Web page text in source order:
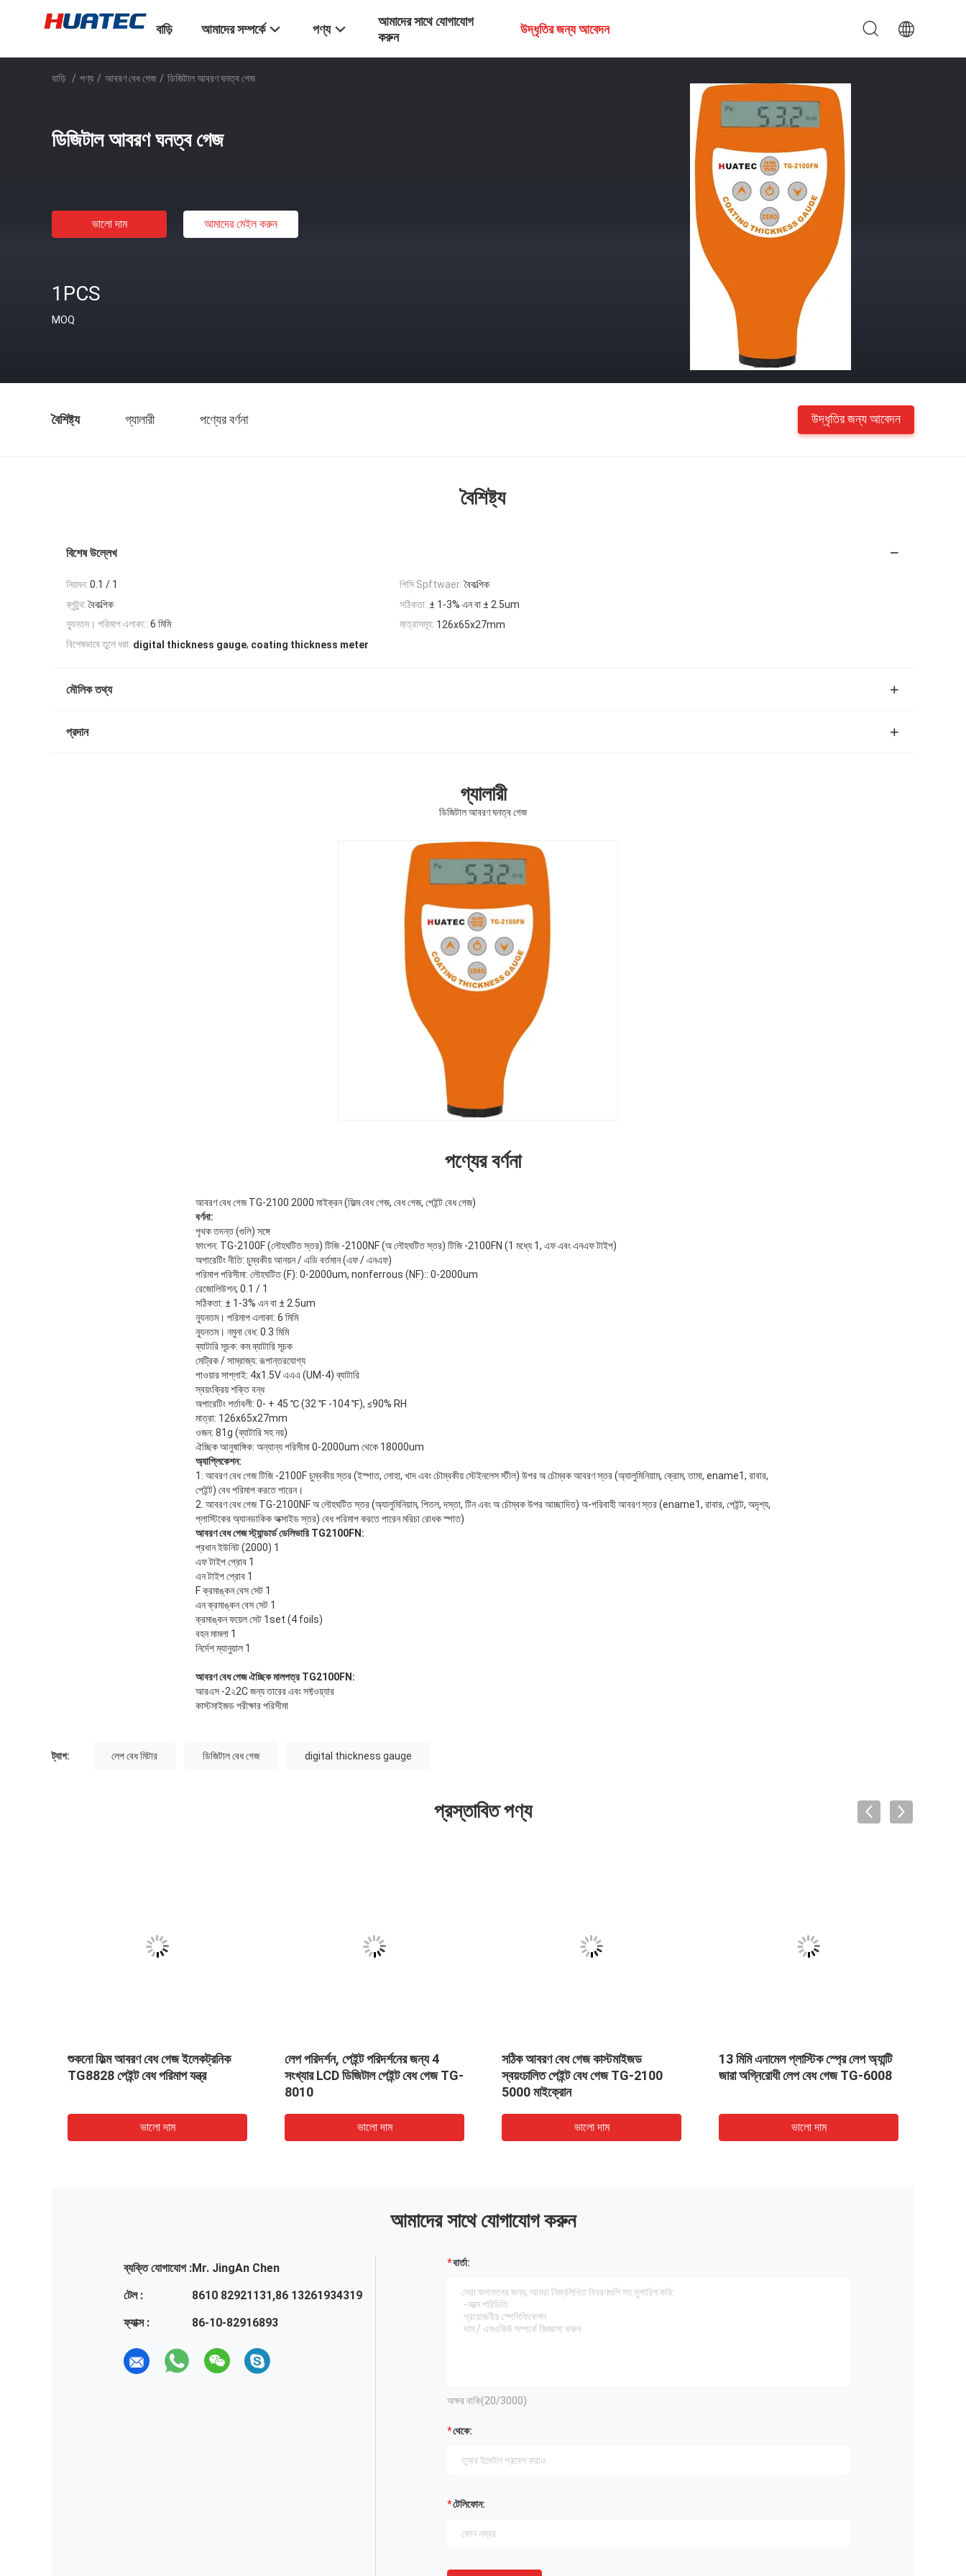
বাড়ি আমাদের সম্পর্কে পণ্য
আমাদের সাথে যোগাযোগ
করুন
উদ্ধৃতির জন্য আবেদন
বাড়ি / পণ্য / আবরণ বেধ গেজ / ডিজিটাল আবরণ ঘনত্ব গেজ
ডিজিটাল আবরণ ঘনত্ব গেজ
ভালো দাম আমাদের মেইল ​​করুন
1PCS
MOQ
বৈশিষ্ট্য গ্যালারী পণ্যের বর্ণনা উদ্ধৃতির জন্য আবেদন
বৈশিষ্ট্য
বিশেষ উল্লেখ
নিয়মন: 0.1 / 1 পিসি Spftwaer: বৈকল্পিক
ব্লুটুথ: বৈকল্পিক সঠিকতা: ± 1-3% এন বা ± 2.5um
ন্যূনতম। পরিমাপ এলাকা:: 6 মিমি মাত্রাসমূহ: 126x65x27mm
বিশেষভাবে তুলে ধরা: digital thickness gauge, coating thickness meter
মৌলিক তথ্য
প্রদান
গ্যালারী
ডিজিটাল আবরণ ঘনত্ব গেজ
পণ্যের বর্ণনা
আবরণ বেধ গেজ TG-2100 2000 মাইক্রন (ফিল্ম বেধ গেজ, বেধ গেজ, পেইন্ট বেধ গেজ)
বর্ণনা:
পৃথক তদন্ত (গুলি) সঙ্গে
ফাংশন: TG-2100F (লৌহঘটিত স্তর) টিজি -2100NF (অ লৌহঘটিত স্তর) টিজি -2100FN (1 মধ্যে 1, এফ এবং এনএফ টাইপ)
অপারেটিং নীতি: চুম্বকীয় আনয়ন / এডি বর্তমান (এফ / এনএফ)
পরিমাপ পরিসীমা: লৌহঘটিত (F): 0-2000um, nonferrous (NF):: 0-2000um
রেজোলিউশন; 0.1 / 1
সঠিকতা: ± 1-3% এন বা ± 2.5um
ন্যূনতম। পরিমাপ এলাকা: 6 মিমি
ন্যূনতম। নমুনা বেধ: 0.3 মিমি
ব্যাটারি সূচক: কম ব্যাটারি সূচক
মেট্রিক / সাম্রাজ্য: রূপান্তরযোগ্য
পাওয়ার সাপ্লাই: 4x1.5V এএএ (UM-4) ব্যাটারি
স্বয়ংক্রিয় শক্তি বন্ধ
অপারেটিং শর্তাবলী: 0- + 45 ℃ (32 ℉ -104 ℉), ≤90% RH
মাত্রা: 126x65x27mm
ওজন: 81g (ব্যাটারি সহ নয়)
ঐচ্ছিক আনুষাঙ্গিক: অন্যান্য পরিসীমা 0-2000um থেকে 18000um
অ্যাপ্লিকেশন:
1. আবরণ বেধ গেজ টিজি -2100F চুম্বকীয় স্তর (ইস্পাত, লোহা, খাদ এবং চৌম্বকীয় স্টেইনলেস স্টীল) উপর অ চৌম্বক আবরণ স্তর (অ্যালুমিনিয়াম, ক্রোম, তামা, ename1, রাবার,
পেইন্ট) বেধ পরিমাপ করতে পারেন।
2. আবরণ বেধ গেজ TG-2100NF অ লৌহঘটিত স্তর (অ্যালুমিনিয়াম, পিতল, দস্তা, টিন এবং অ চৌম্বক উপর আচ্ছাদিত) অ-পরিবাহী আবরণ স্তর (ename1, রাবার, পেইন্ট, অদৃশ্য,
প্লাস্টিকের অ্যানডাকিক অক্সাইড স্তর) বেধ পরিমাপ করতে পারেন মরিচা রোধক স্পাত)
আবরণ বেধ গেজ স্ট্যান্ডার্ড ডেলিভারি TG2100FN:
প্রধান ইউনিট (2000) 1
এফ টাইপ প্রোব 1
এন টাইপ প্রোব 1
F ক্রমাঙ্কন বেস সেট 1
এন ক্রমাঙ্কন বেস সেট 1
ক্রমাঙ্কন ফয়েল সেট 1set (4 foils)
বহন মামলা 1
নির্দেশ ম্যানুয়াল 1
আবরণ বেধ গেজ ঐচ্ছিক মালপত্র TG2100FN:
আরএস -2২2C জন্য তারের এবং সফ্টওয়্যার
কাস্টমাইজড পরীক্ষার পরিসীমা
ট্যাগ: লেপ বেধ মিটার ডিজিটাল বেধ গেজ digital thickness gauge
প্রস্তাবিত পণ্য
শুকনো ফিল্ম আবরণ বেধ গেজ ইলেকট্রনিক
TG8828 পেইন্ট বেধ পরিমাপ যন্ত্র
ভালো দাম
লেপ পরিদর্শন, পেইন্ট পরিদর্শনের জন্য 4
সংখ্যার LCD ডিজিটাল পেইন্ট বেধ গেজ TG-
8010
ভালো দাম
সঠিক আবরণ বেধ গেজ কাস্টমাইজড
স্বয়ংচালিত পেইন্ট বেধ গেজ TG-2100
5000 মাইক্রোন
ভালো দাম
13 মিমি এনামেল প্লাস্টিক স্প্রে লেপ অ্যান্টি
জারা অগ্নিরোধী লেপ বেধ গেজ TG-6008
ভালো দাম
আমাদের সাথে যোগাযোগ করুন
ব্যক্তি যোগাযোগ :Mr. JingAn Chen
টেল :
8610 82921131,86 13261934319
ফ্যাক্স :
86-10-82916893
বার্তা:
অক্ষর বাকি(20/3000)
থেকে:
টেলিফোন: